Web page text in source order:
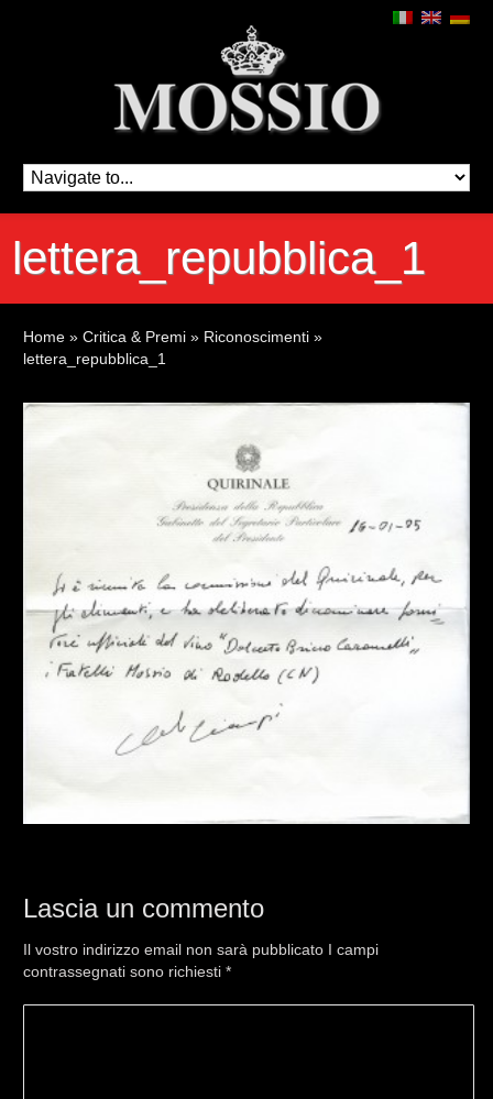
lettera_repubblica_1
Home » Critica & Premi » Riconoscimenti »
lettera_repubblica_1
Lascia un commento
Il vostro indirizzo email non sarà pubblicato I campi
contrassegnati sono richiesti*